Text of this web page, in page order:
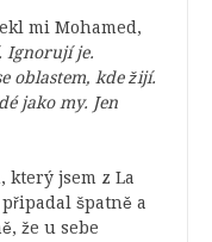
mi Mohamed,
Ignorují je.
oblastem, kde žijí.
jako my. Jen
který jsem z La
špatně a
že u sebe